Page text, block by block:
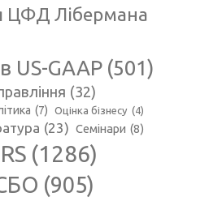
ЦФД Лібермана
US-GAAP (501)
(32)
(7) Оцінка бізнесу (4)
(23) Семінари (8)
(1286)
(905)